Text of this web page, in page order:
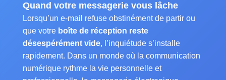
Quand votre messagerie vous lâche
Lorsqu’un e-mail refuse obstinément de partir ou
que votre boîte de réception reste
désespérément vide, l’inquiétude s’installe
rapidement. Dans un monde où la communication
numérique rythme la vie personnelle et